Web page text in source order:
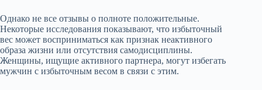
Однако не все отзывы о полноте положительные.
Некоторые исследования показывают, что избыточный
вес может восприниматься как признак неактивного
образа жизни или отсутствия самодисциплины.
Женщины, ищущие активного партнера, могут избегать
мужчин с избыточным весом в связи с этим.